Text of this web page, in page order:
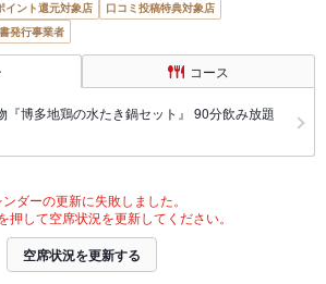
イント還元対象店
口コミ投稿特典対象店
発行事業者
コース
『博多地鶏の水たき鍋セット』 90分飲み放題
ダーの更新に失敗しました。
押して空席状況を更新してください。
空席状況を更新する